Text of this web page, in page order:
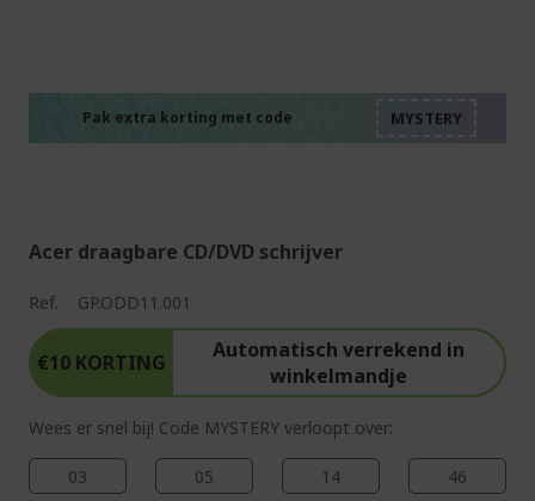
Pak extra korting met code
Acer draagbare CD/DVD schrijver
Ref. GP.ODD11.001
€10 KORTING
Automatisch verrekend in
winkelmandje
Wees er snel bij! Code MYSTERY verloopt over:
03 05 14 45